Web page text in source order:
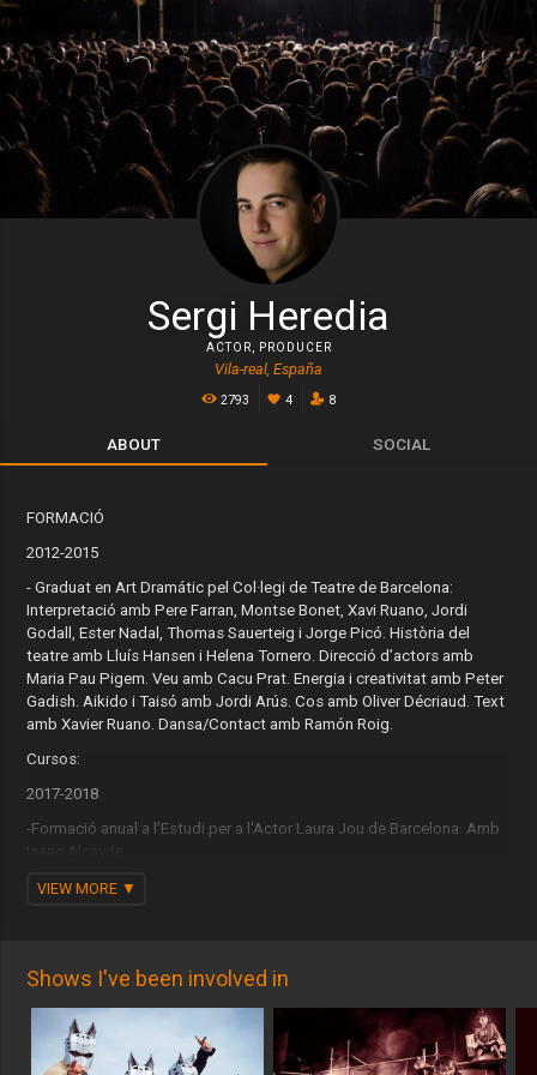
Sergi Heredia
ACTOR PRODUCER
Vila-real, España
2793 4 8
ABOUT SOCIAL
FORMACIÓ
2012-2015
- Graduat en Art Dramátic pel Col·legi de Teatre de Barcelona:
Interpretació amb Pere Farran, Montse Bonet, Xavi Ruano, Jordi
Godall, Ester Nadal, Thomas Sauerteig i Jorge Picó. Història del
teatre amb Lluís Hansen i Helena Tornero. Direcció d’actors amb
Maria Pau Pigem. Veu amb Cacu Prat. Energia i creativitat amb Peter
Gadish. Aikido i Taisó amb Jordi Arús. Cos amb Oliver Décriaud. Text
amb Xavier Ruano. Dansa/Contact amb Ramón Roig.
Cursos:
2017-2018
-Formació anual a l'Estudi per a l'Actor Laura Jou de Barcelona. Amb
2015-2016
2014-2015
- Clown, curs a càrrec de Jango Edwards. Col·legi de Teatre
(Barcelona).
- Verticals, curs anual a càrrec d’Enric Petit. Escola de Circ Rogelio
VIEW MORE
Shows I've been involved in